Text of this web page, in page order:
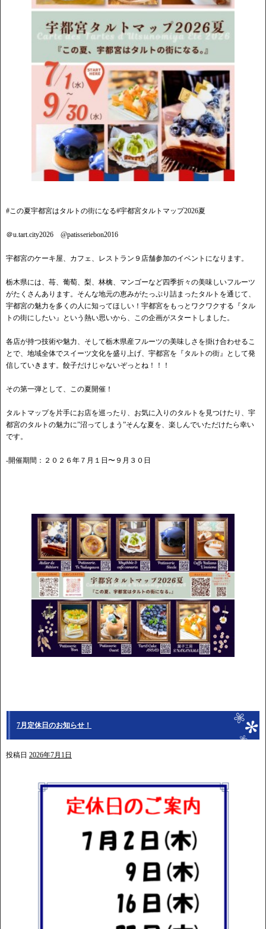
#この夏宇都宮はタルトの街になる#宇都宮タルトマップ2026夏
＠u.tart.city2026 @patisseriebon2016
宇都宮のケーキ屋、カフェ、レストラン９店舗参加のイベントになります。
栃木県には、苺、葡萄、梨、林檎、マンゴーなど四季折々の美味しいフルーツ
がたくさんあります。そんな地元の恵みがたっぷり詰まったタルトを通じて、
宇都宮の魅力を多くの人に知ってほしい！宇都宮をもっとワクワクする『タル
トの街にしたい』という熱い思いから、この企画がスタートしました。
各店が持つ技術や魅力、そして栃木県産フルーツの美味しさを掛け合わせるこ
とで、地域全体でスイーツ文化を盛り上げ、宇都宮を『タルトの街』として発
信していきます。餃子だけじゃないぞっとね！！！
その第一弾として、この夏開催！
タルトマップを片手にお店を巡ったり、お気に入りのタルトを見つけたり、宇
都宮のタルトの魅力に”沼ってしまう”そんな夏を、楽しんでいただけたら幸い
です。
-開催期間：２０２６年７月１日〜９月３０日
7月定休日のお知らせ！
投稿日 2026年7月1日